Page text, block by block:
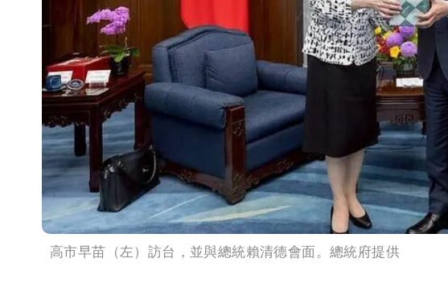
高市早苗（左）訪台，並與總統賴清德會面。總統府提供